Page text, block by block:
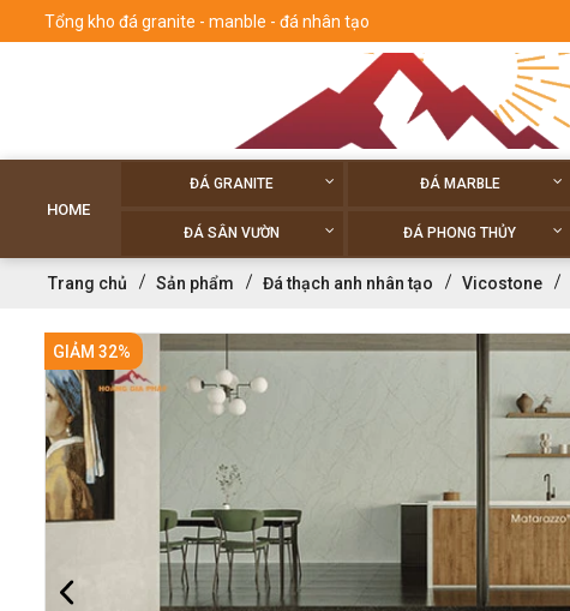
Tổng kho đá granite - manble - đá nhân tạo
HOME
ĐÁ GRANITE ĐÁ MARBLE
ĐÁ SÂN VƯỜN ĐÁ PHONG THỦY
Trang chủ Sản phẩm Đá thạch anh nhân tạo Vicostone
GIẢM 32%